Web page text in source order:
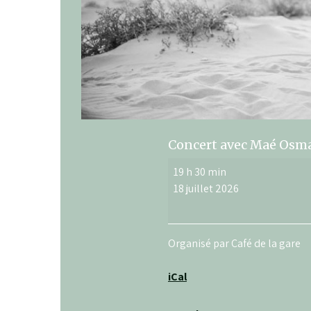
Concert avec Maé
Concert
avec
Maé
19 h 30 min
18 juillet 2026
Organisé par Café de la gare
iCal